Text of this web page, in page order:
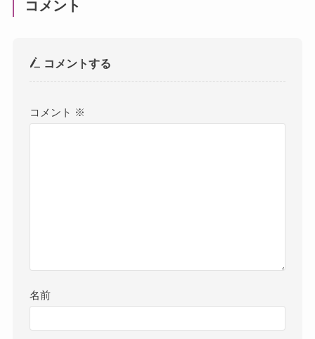
コメント
コメントする
コメント ※
名前